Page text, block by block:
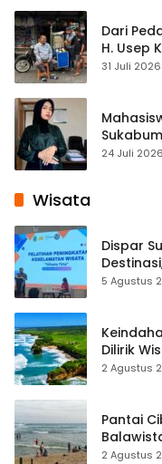
Dari
H. Usep
Cisaat
31 Juli 2026
24 Juli 2026
Wisata
Dispar
hingga
5 Agustus
Dilirik
2 Agustus
Pantai
2 Agustus